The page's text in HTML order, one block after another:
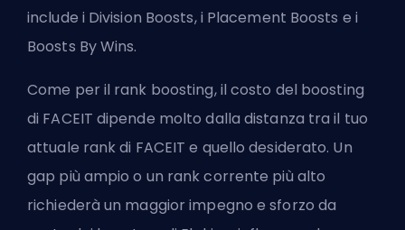
include i Division Boosts, i Placement Boosts e i
Boosts By Wins.
Come per il rank boosting, il costo del boosting
di FACEIT dipende molto dalla distanza tra il tuo
attuale rank di FACEIT e quello desiderato. Un
gap più ampio o un rank corrente più alto
richiederà un maggior impegno e sforzo da